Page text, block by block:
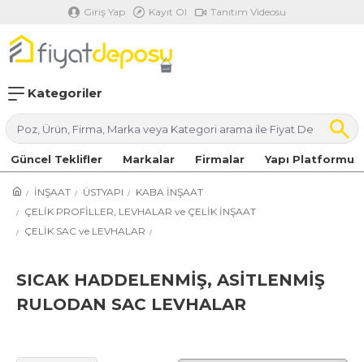
Giriş Yap Kayıt Ol Tanıtım Videosu
Kategoriler
Güncel Teklifler Markalar Firmalar Yapı Platformu
İNŞAAT ÜSTYAPI
KABA İNŞAAT
ÇELİK PROFİLLER, LEVHALAR ve ÇELİK İNŞAAT
ÇELİK SAC ve LEVHALAR
SICAK HADDELENMİŞ, ASİTLENMİŞ
RULODAN SAC LEVHALAR